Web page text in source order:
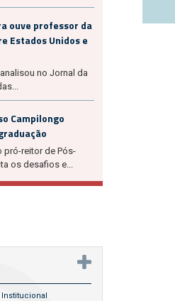
ouve professor da
Estados Unidos e
no Jornal da
Campilongo
pró-reitor de Pós-
os desafios e...
Institucional